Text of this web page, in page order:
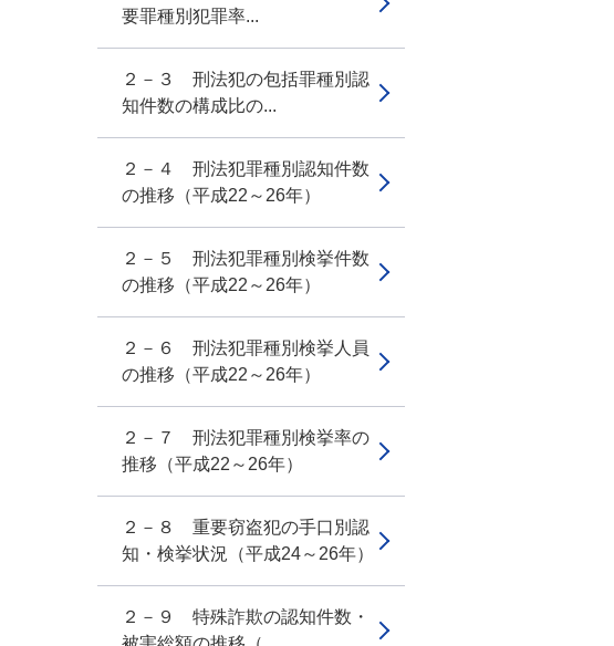
要罪種別犯罪率...
２－３ 刑法犯の包括罪種別認
知件数の構成比の...
２－４ 刑法犯罪種別認知件数
の推移（平成22～26年）
２－５ 刑法犯罪種別検挙件数
の推移（平成22～26年）
２－６ 刑法犯罪種別検挙人員
の推移（平成22～26年）
２－７ 刑法犯罪種別検挙率の
推移（平成22～26年）
２－８ 重要窃盗犯の手口別認
知・検挙状況（平成24～26年）
２－９ 特殊詐欺の認知件数・